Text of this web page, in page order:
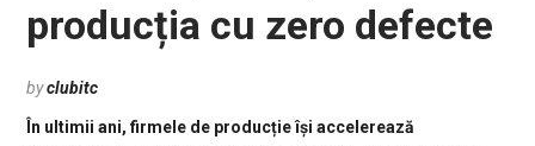
producția cu zero defecte
byclubitc
În ultimii ani, firmele de producție își accelerează